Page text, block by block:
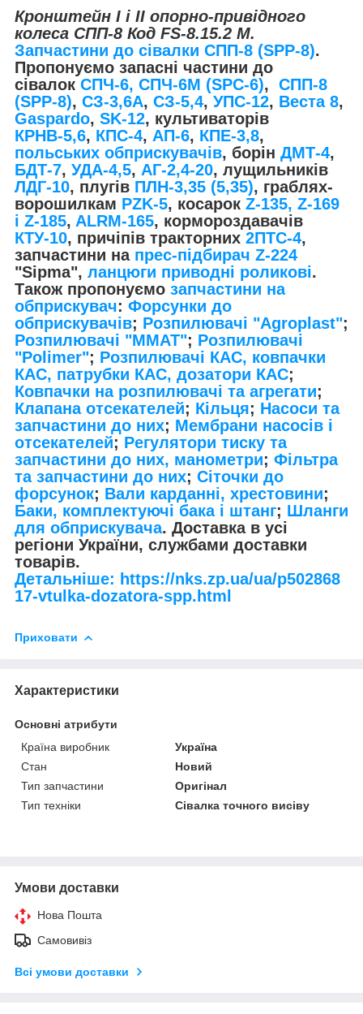
Кронштейн I і II опорно-привідного
колеса СПП-8 Код FS-8.15.2 М.
Запчастини до сівалки СПП-8 (SPP-8).
Пропонуємо запасні частини до
сівалок СПЧ-6, СПЧ-6М (SPС-6), СПП-8
(SPP-8), СЗ-3,6А, СЗ-5,4, УПС-12, Веста 8,
Gaspardo, SK-12, культиваторів
КРНВ-5,6, КПС-4, АП-6, КПЕ-3,8,
польських обприскувачів, борін ДМТ-4,
БДТ-7, УДА-4,5, АГ-2,4-20, лущильників
ЛДГ-10, плугів ПЛН-3,35 (5,35), граблях-
ворошилкам PZK-5, косарок Z-135, Z-169
і Z-185, ALRM-165, кормороздавачів
КТУ-10, причіпів тракторних 2ПТС-4,
запчастини на прес-підбирач Z-224
"Sipma", ланцюги приводні роликові.
Також пропонуємо запчастини на
обприскувач: Форсунки до
обприскувачів; Розпилювачі "Agroplast";
Розпилювачі "MMAT"; Розпилювачі
"Polimer"; Розпилювачі КАС, ковпачки
КАС, патрубки КАС, дозатори КАС;
Ковпачки на розпилювачі та агрегати;
Клапана отсекателей; Кільця; Насоси та
запчастини до них; Мембрани насосів і
отсекателей; Регулятори тиску та
запчастини до них, манометри; Фільтра
та запчастини до них; Сіточки до
форсунок; Вали карданні, хрестовини;
Баки, комплектуючі бака і штанг; Шланги
для обприскувача. Доставка в усі
регіони України, службами доставки
товарів.
Детальніше: https://nks.zp.ua/ua/p502868
17-vtulka-dozatora-spp.html
Приховати
Характеристики
Основні атрибути
Країна виробник
Україна
Стан
Новий
Тип запчастини
Оригінал
Тип техніки
Сівалка точного висіву
Умови доставки
Нова Пошта
Самовивіз
Всі умови доставки